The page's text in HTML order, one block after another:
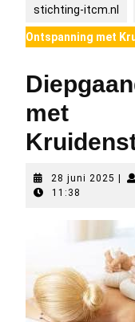
stichting-itcm.nl
Ontspanning met
met
28 juni 2025 28
11:38